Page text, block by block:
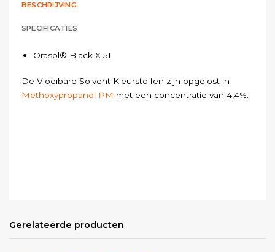
BESCHRIJVING
SPECIFICATIES
Orasol® Black X 51
De Vloeibare Solvent Kleurstoffen zijn opgelost in
Methoxypropanol PM met een concentratie van 4,4%.
Gerelateerde producten